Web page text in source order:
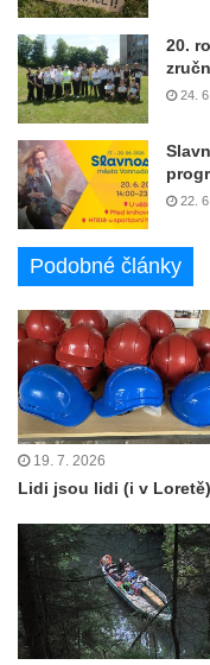
20.
24.
22.
Podobné články
19. 7. 2026
Lidi jsou lidi (i v Loretě)